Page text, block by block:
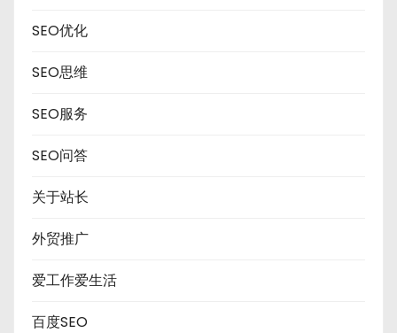
SEO优化
SEO思维
SEO服务
SEO问答
关于站长
外贸推广
爱工作爱生活
百度SEO